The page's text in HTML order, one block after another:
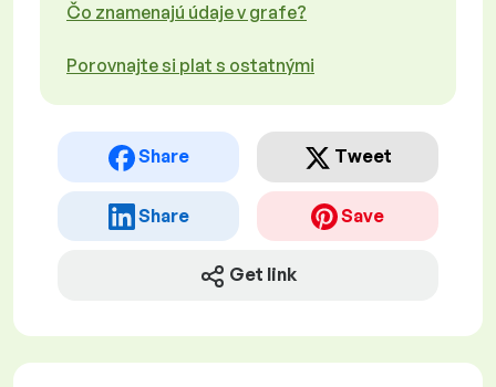
Čo znamenajú údaje v grafe?
Porovnajte si plat s ostatnými
Share Tweet
Share Save
Get link